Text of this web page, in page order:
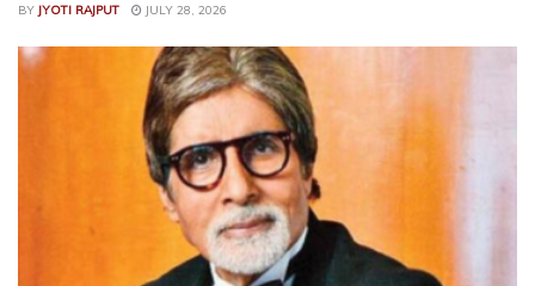
BY JYOTI RAJPUT JULY 28, 2026